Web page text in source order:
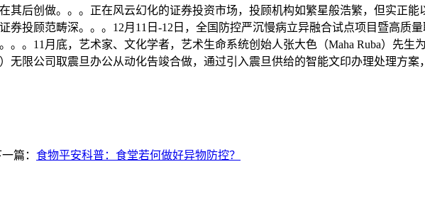
其后创做。。。正在风云幻化的证券投资市场，投顾机构如繁星般浩繁，但实正
投顾范畴深。。。12月11日-12日，全国防控严沉慢病立异融合试点项目暨高质
。。11月底，艺术家、文化学者，艺术生命系统创始人张大色（Maha Ruba）先生
无限公司取震旦办公从动化告竣合做，通过引入震旦供给的智能文印办理处理方
篇： 食物平安科普：食堂若何做好异物防控？